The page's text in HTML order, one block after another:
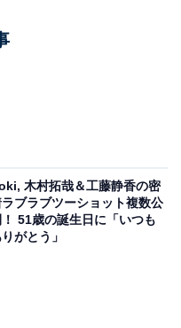
木村拓哉＆工藤静香の密
ブラブツーショット複数公
！ 51歳の誕生日に「いつも
がとう」